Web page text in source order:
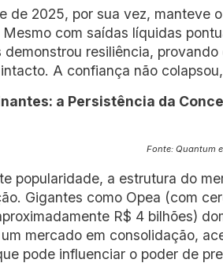
de 2025, por sua vez, manteve
Mesmo com saídas líquidas
demonstrou resiliência,
A confiança não
a Persistência da
Fonte: Quantum
popularidade, a estrutura do
Gigantes como Opea (com
R$ 4 bilhões)
mercado em consolidação,
pode influenciar o poder de